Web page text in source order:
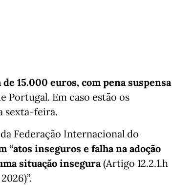
15.000 euros, com pena suspensa
Portugal. Em caso estão os
sexta-feira.
Federação Internacional do
“atos inseguros e falha na adoção
situação insegura(Artigo 12.2.1.h